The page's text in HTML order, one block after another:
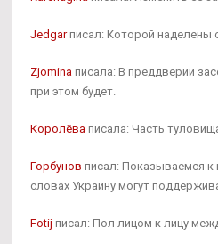
Jedgarписал: Которой наделены
Zjomina писала: В преддверии
при этом будет.
Королёва писала: Часть
Горбунов писал: Показываемся
словах Украину могут
Fotij писал: Пол лицом к лицу